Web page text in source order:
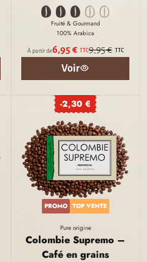
Fruité & Gourmand
100% Arabica
À partir de6,95 € TTC9,95 € TTC
Voir
-2,30 €
PROMO TOP VENTE
Pure origine
Colombie Supremo –
Café en grains